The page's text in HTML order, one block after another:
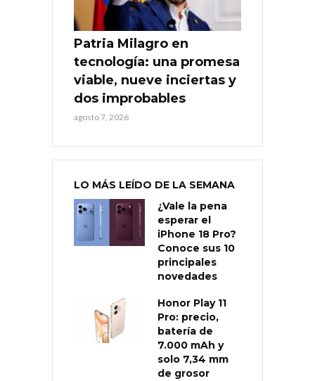
Patria Milagro en
tecnología: una promesa
viable, nueve inciertas y
dos improbables
agosto 7, 2026
LO MÁS LEÍDO DE LA SEMANA
¿Vale la pena
esperar el
iPhone 18 Pro?
Conoce sus 10
principales
novedades
Honor Play 11
Pro: precio,
batería de
7.000 mAh y
solo 7,34 mm
de grosor